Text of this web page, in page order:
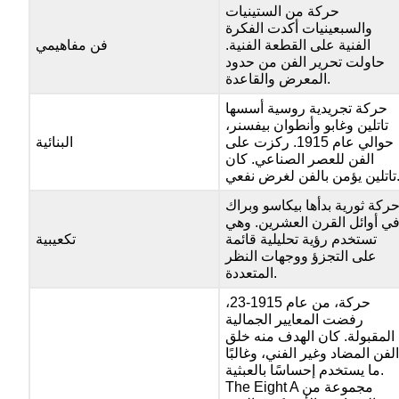
فن مفاهيمي
حركة من الستينيات
والسبعينيات أكدت الفكرة
الفنية على القطعة الفنية.
حاولت تحرير الفن من حدود
المعرض والقاعدة.
البنائية
حركة تجريدية روسية أسسها
تاتلين وغابو وأنطوان بيفسنر،
حوالي عام 1915. ركزت على
الفن للعصر الصناعي. كان
تاتلين يؤمن بالفن لغرض نفعي.
تكعيبية
حركة ثورية بدأها بيكاسو وبراك
في أوائل القرن العشرين. وهي
تستخدم رؤية تحليلية قائمة
على التجزؤ ووجهات النظر
المتعددة.
حركة، من عام 1915-23،
رفضت المعايير الجمالية
المقبولة. كان الهدف منه خلق
الفن المضاد وغير الفني، وغالبًا
ما يستخدم إحساسًا بالعبثية.
The EightA مجموعة من